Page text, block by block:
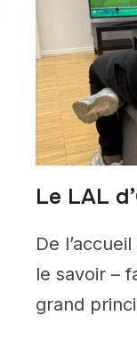
Le LAL
De
le savoir –
grand